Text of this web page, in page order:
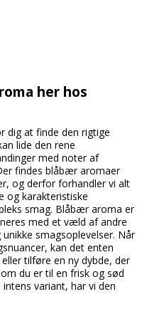
her hos
dig at finde den rigtige
lide den rene
med noter af
findes blåbær aromaer
og derfor forhandler vi alt
og karakteristiske
smag. Blåbær aroma er
med et væld af andre
smagsoplevelser. Når
kan det enten
tilføre en ny dybde, der
du er til en frisk og sød
variant, har vi den